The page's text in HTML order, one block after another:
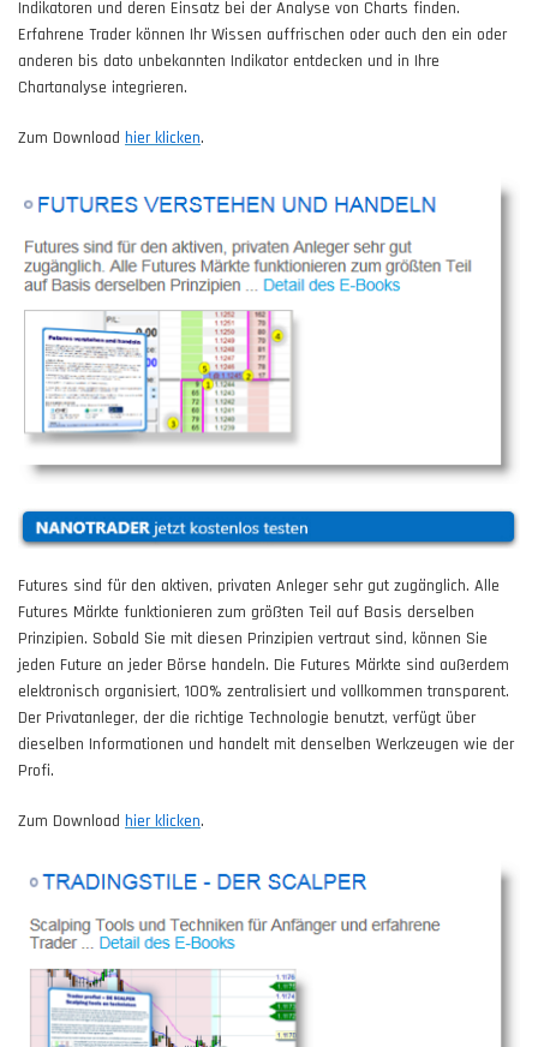
Indikatoren und deren Einsatz bei der Analyse von Charts finden.
Erfahrene Trader können Ihr Wissen auffrischen oder auch den ein oder
anderen bis dato unbekannten Indikator entdecken und in Ihre
Chartanalyse integrieren.
Zum Download hier klicken.
Futures sind für den aktiven, privaten Anleger sehr gut zugänglich. Alle
Futures Märkte funktionieren zum größten Teil auf Basis derselben
Prinzipien. Sobald Sie mit diesen Prinzipien vertraut sind, können Sie
jeden Future an jeder Börse handeln. Die Futures Märkte sind außerdem
elektronisch organisiert, 100% zentralisiert und vollkommen transparent.
Der Privatanleger, der die richtige Technologie benutzt, verfügt über
dieselben Informationen und handelt mit denselben Werkzeugen wie der
Profi.
Zum Download hier klicken.